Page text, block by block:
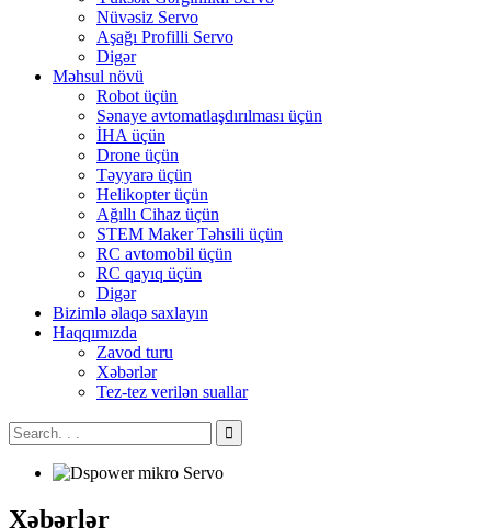
Nüvəsiz Servo
Aşağı Profilli Servo
Digər
Məhsul növü
Robot üçün
Sənaye avtomatlaşdırılması üçün
İHA üçün
Drone üçün
Təyyarə üçün
Helikopter üçün
Ağıllı Cihaz üçün
STEM Maker Təhsili üçün
RC avtomobil üçün
RC qayıq üçün
Digər
Bizimlə əlaqə saxlayın
Haqqımızda
Zavod turu
Xəbərlər
Tez-tez verilən suallar
Xəbərlər